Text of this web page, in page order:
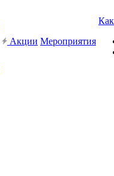
Акции Мероприятия